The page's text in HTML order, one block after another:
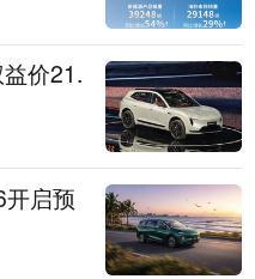
价21.
启预